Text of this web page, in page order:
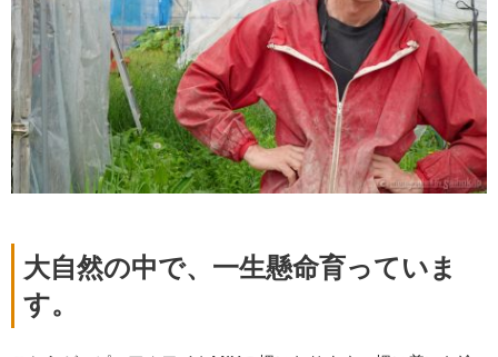
大自然の中で、一生懸命育っていま
す。